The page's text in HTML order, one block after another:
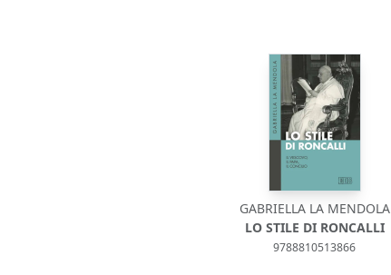
GABRIELLA LA MENDOLA
LO STILE DI RONCALLI
9788810513866